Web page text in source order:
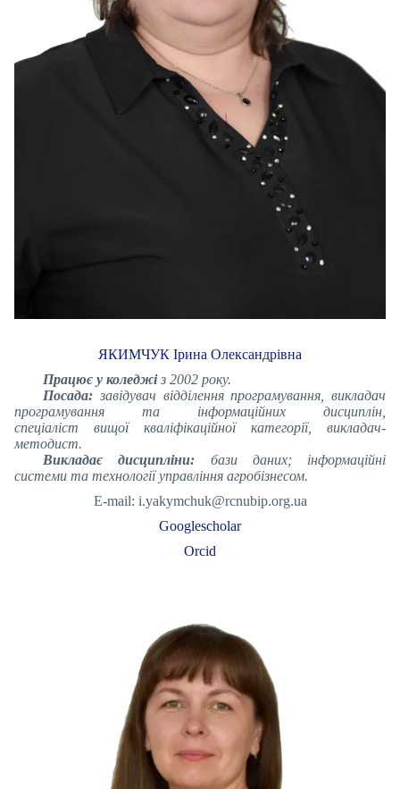
ЯКИМЧУК Ірина Олександрівна
Працює у коледжіз 2002 року.
Посада: завідувач відділення програмування, викладач
програмування та інформаційних дисциплін,
спеціаліст вищої кваліфікаційної категорії, викладач-
методист.
Викладає дисципліни: бази даних; інформаційні
системи та технології управління агробізнесом.
E-mail: i.yakymchuk@rcnubip.org.ua
Googlescholar
Orcid